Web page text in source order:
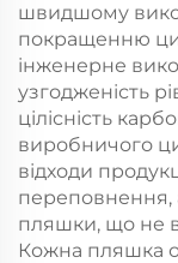
швидшому
покращенню
інженерне
узгодженість
цілісність
виробничого
відходи
переповнення,
пляшки, що не
Кожна пляшка